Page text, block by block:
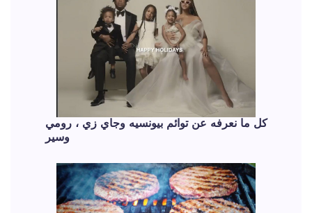
كل ما نعرفه عن توائم بيونسيه وجاي زي ، رومي
وسير